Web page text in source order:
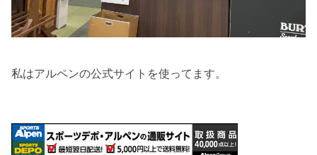
私はアルペンの公式サイトを使ってます。